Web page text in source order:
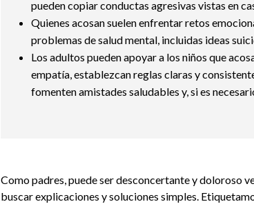
pueden copiar conductas agresivas vistas en
Quienes acosan suelen enfrentar retos
problemas de salud mental, incluidas ideas
Los adultos pueden apoyar a los niños que
empatía, establezcan reglas claras y
fomenten amistades saludables y, si es
Como padres, puede ser desconcertante y doloroso
buscar explicaciones y soluciones simples.